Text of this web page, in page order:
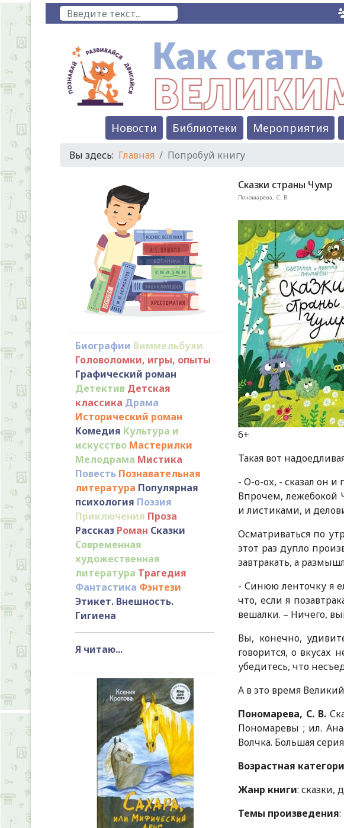
Поиск
Новости Библиотеки Мероприятия
Вы здесь: Главная Попробуй книгу
Биографии Виммельбухи
Головоломки, игры, опыты
Графический роман
Детектив Детская
классика Драма
Исторический роман
Комедия Культура и
искусство Мастерилки
Мелодрама Мистика
Повесть Познавательная
литература Популярная
психология Поэзия
Приключения Проза
Рассказ Роман Сказки
Современная
художественная
литература Трагедия
Фантастика Фэнтези
Этикет. Внешность.
Гигиена
Я читаю...
Сказки страны Чумр
Пономарёва, С. В.
Такая вот
- О-о-ох, - сказал он
Впрочем, лежебокой
и листиками, и
Осматриваться по
этот раз дупло
завтракать, а
- Синюю ленточку я
что, если я
вешалки. – Ничего,
Вы, конечно,
говорится, о вкусах
убедитесь, что
А в это время
Пономарева, С. В.
Пономаревы ; ил.
Волчка. Большая
Возрастная
Жанр книги: сказки,
Темы произведения